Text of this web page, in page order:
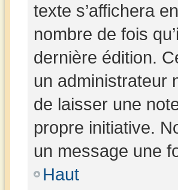
texte s’affichera
nombre de fois
dernière édition.
un administrateur
de laisser une
propre initiative.
un message une
Haut